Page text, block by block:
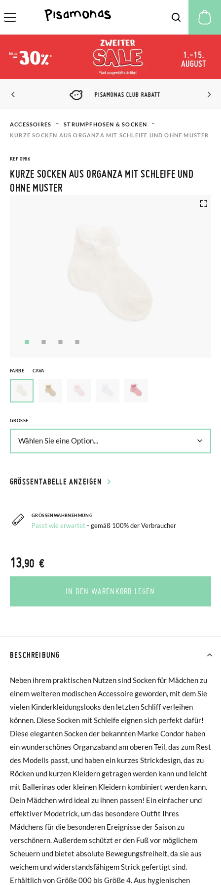
PISAMONAS CLUB RABATT
ACCESSOIRES
STRUMPFHOSEN & SOCKEN
KURZE SOCKEN AUS ORGANZA MIT SCHLEIFE UND OHNE MUSTER
REF 0986
KURZE SOCKEN AUS ORGANZA MIT SCHLEIFE UND
OHNE MUSTER
FARBE CAVA
GRÖSSE
GRÖSSENTABELLE ANZEIGEN
GRÖSSENWAHRNEHMUNG
Passt wie erwartet- gemäß 100% der Verbraucher
13,90 €
IN DEN WARENKORB LEGEN
BESCHREIBUNG
Neben ihrem praktischen Nutzen sind Socken für Mädchen zu
einem weiteren modischen Accessoire geworden, mit dem Sie
vielen Kinderkleidungslooks den letzten Schliff verleihen
können. Diese Socken mit Schleife eignen sich perfekt dafür!
Diese eleganten Socken der bekannten Marke Condor haben
ein wunderschönes Organzaband am oberen Teil, das zum Rest
des Modells passt, und haben ein kurzes Strickdesign, das zu
Röcken und kurzen Kleidern getragen werden kann und leicht
mit Ballerinas oder kleinen Kleidern kombiniert werden kann.
Dein Mädchen wird ideal zu ihnen passen! Ein einfacher und
effektiver Modetrick, um das besondere Outfit Ihres
Mädchens für die besonderen Ereignisse der Saison zu
verschönern. Außerdem schützt er den Fuß vor möglichem
Scheuern und bietet absolute Bewegungsfreiheit, da sie aus
weichem und widerstandsfähigem Strick gefertigt sind.
Erhältlich von Größe 000 bis Größe 4. Aus hygienischen